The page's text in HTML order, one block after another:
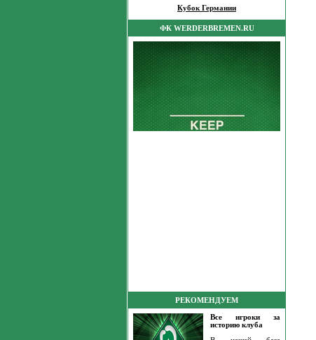
Кубок Германии
ФК WERDERBREMEN.RU
РЕКОМЕНДУЕМ
Все игроки за
историю клуба